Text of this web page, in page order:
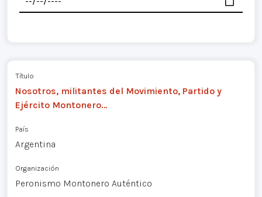
Título
Nosotros, militantes del Movimiento, Partido y
Ejército Montonero…
País
Argentina
Organización
Peronismo Montonero Auténtico